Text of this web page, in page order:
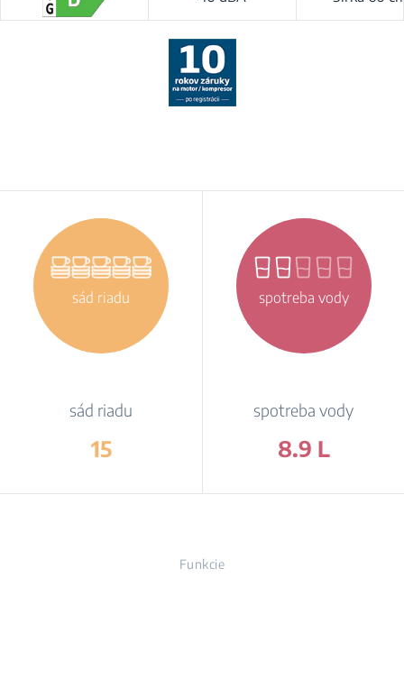
sád riadu
sád riadu
15
spotreba vody
spotreba vody
8.9 L
Funkcie